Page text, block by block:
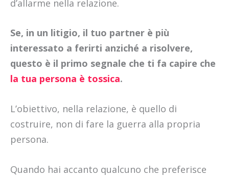
d’allarme nella relazione.
Se, in un litigio, il tuo partner è più
interessato a ferirti anziché a risolvere,
questo è il primo segnale che ti fa capire che
la tua persona è tossica.
L’obiettivo, nella relazione, è quello di
costruire, non di fare la guerra alla propria
persona.
Quando hai accanto qualcuno che preferisce